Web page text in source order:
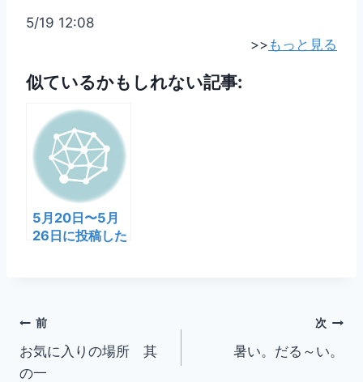
5/19 12:08
>> もっと見る
似ているかもしれない記事:
5月20日〜5月
26日に投稿した
投
稿
前
お気に入りの場所 其
の一
次
暑い。だる～い。